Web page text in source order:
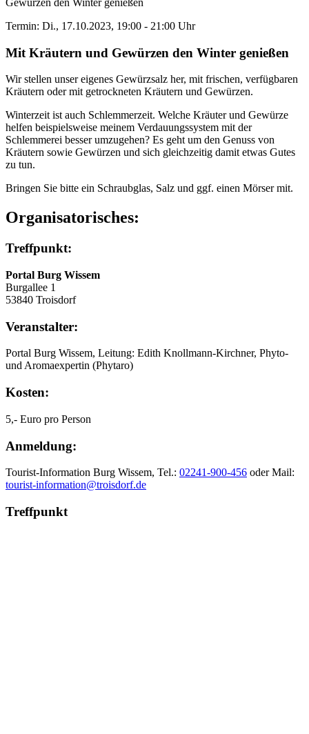
Gewürzen den Winter genießen
Termin: Di., 17.10.2023, 19:00 - 21:00 Uhr
Mit Kräutern und Gewürzen den Winter genießen
Wir stellen unser eigenes Gewürzsalz her, mit frischen, verfügbaren
Kräutern oder mit getrockneten Kräutern und Gewürzen.
Winterzeit ist auch Schlemmerzeit. Welche Kräuter und Gewürze
helfen beispielsweise meinem Verdauungssystem mit der
Schlemmerei besser umzugehen? Es geht um den Genuss von
Kräutern sowie Gewürzen und sich gleichzeitig damit etwas Gutes
zu tun.
Bringen Sie bitte ein Schraubglas, Salz und ggf. einen Mörser mit.
Organisatorisches:
Treffpunkt:
Portal Burg Wissem
Burgallee 1
53840 Troisdorf
Veranstalter:
Portal Burg Wissem, Leitung: Edith Knollmann-Kirchner, Phyto-
und Aromaexpertin (Phytaro)
Kosten:
5,- Euro pro Person
Anmeldung:
Tourist-Information Burg Wissem, Tel.: 02241-900-456 oder Mail:
tourist-information@troisdorf.de
Treffpunkt